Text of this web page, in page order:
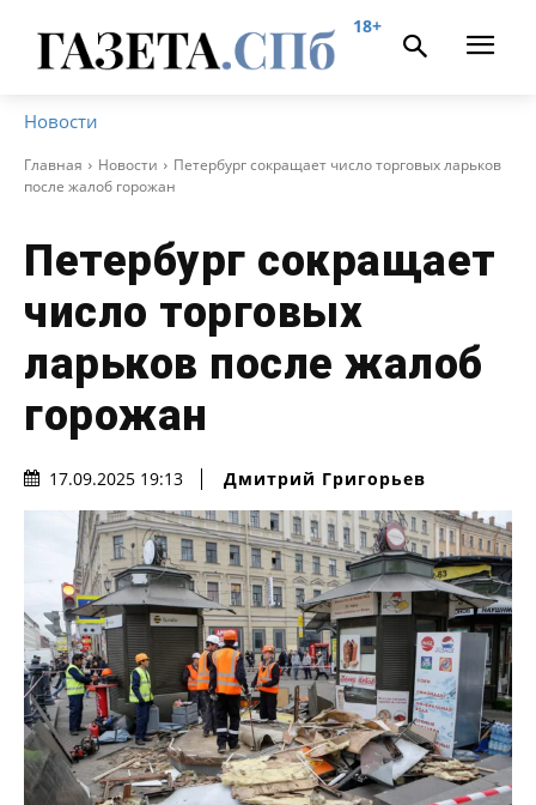
18+
Новости
Главная Новости
Петербург сокращает число торговых ларьков
после жалоб горожан
Петербург сокращает
число торговых
ларьков после жалоб
горожан
17.09.2025 19:13 Дмитрий Григорьев